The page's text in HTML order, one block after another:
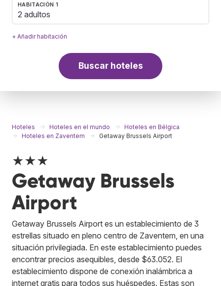
HABITACIÓN 1
2 adultos
+ Añadir habitación
Buscar hoteles
Hoteles Hoteles en el mundo
Hoteles en Bélgica
Hoteles en Zaventem
Getaway Brussels Airport
★★★
Getaway Brussels
Airport
Getaway Brussels Airport es un establecimiento de 3
estrellas situado en pleno centro de Zaventem, en una
situación privilegiada. En este establecimiento puedes
encontrar precios asequibles, desde $63.052. El
establecimiento dispone de conexión inalámbrica a
internet gratis para todos sus huéspedes. Estas son